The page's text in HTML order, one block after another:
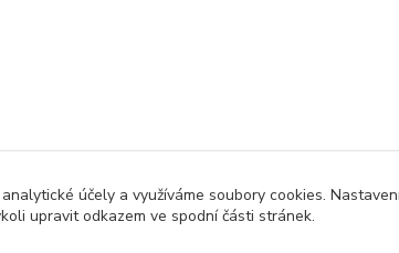
účely a využíváme soubory cookies.
upravit odkazem ve spodní části stránek.